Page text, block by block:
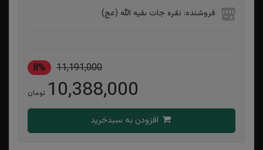
فروشنده: نقره جات بقیه الله (عج)
11,191,000
8%
10,388,000 تومان